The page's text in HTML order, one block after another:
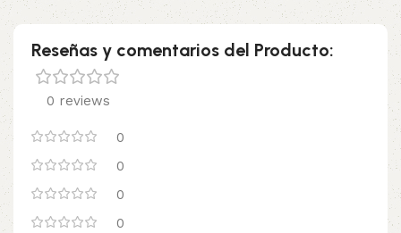
Reseñas y comentarios del Producto:
0 reviews
0
0
0
0